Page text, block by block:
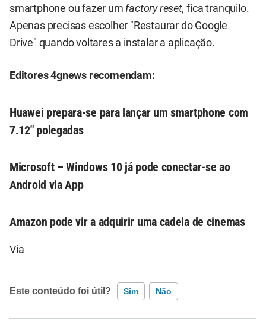
smartphone ou fazer um factory reset, fica tranquilo.
Apenas precisas escolher "Restaurar do Google
Drive" quando voltares a instalar a aplicação.
Editores 4gnews recomendam:
Huawei prepara-se para lançar um smartphone com
7.12″ polegadas
Microsoft – Windows 10 já pode conectar-se ao
Android via App
Amazon pode vir a adquirir uma cadeia de cinemas
Via
Este conteúdo foi útil? Sim Não